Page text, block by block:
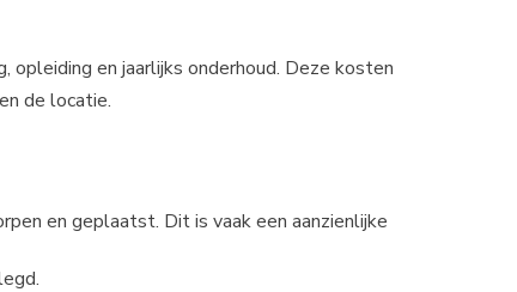
opleiding en jaarlijks onderhoud. Deze kosten
de locatie.
en geplaatst. Dit is vaak een aanzienlijke